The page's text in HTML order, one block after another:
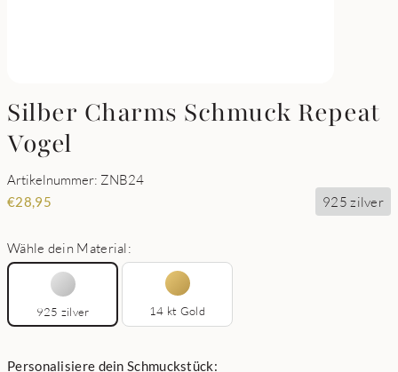
Silber Charms Schmuck Repeat
Vogel
Artikelnummer: ZNB24
€28,95 925 zilver
Wähle dein Material:
925 zilver 14 kt Gold
Personalisiere dein Schmuckstück: